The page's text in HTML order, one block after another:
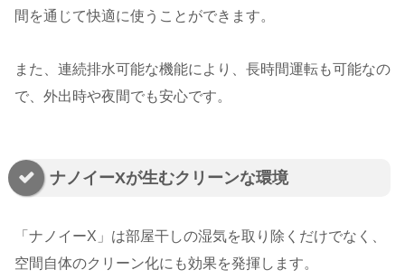
間を通じて快適に使うことができます。
また、連続排水可能な機能により、長時間運転も可能なの
で、外出時や夜間でも安心です。
ナノイーXが生むクリーンな環境
「ナノイーX」は部屋干しの湿気を取り除くだけでなく、
空間自体のクリーン化にも効果を発揮します。